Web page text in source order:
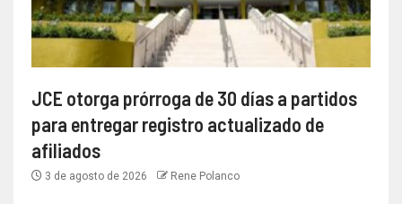
JCE otorga prórroga de 30 días a partidos
para entregar registro actualizado de
afiliados
3 de agosto de 2026 Rene Polanco